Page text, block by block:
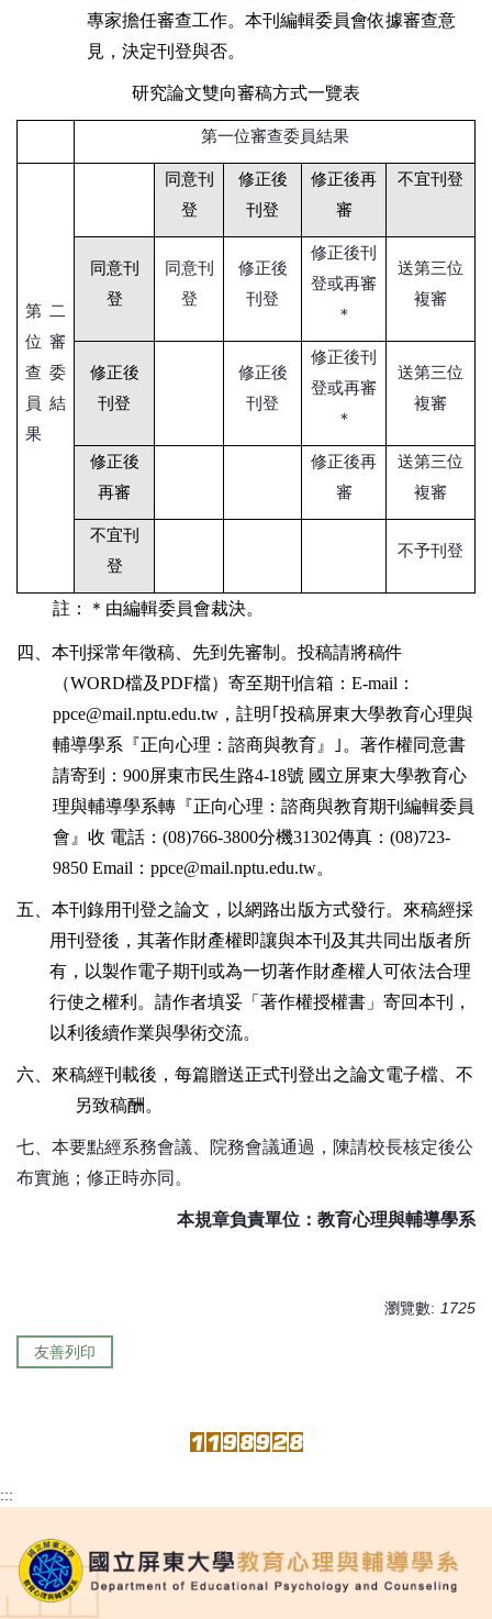
專家擔任審查工作。本刊編輯委員會依據審查意
見，決定刊登與否。
研究論文雙向審稿方式一覽表
第一位審查委員結果
第二
位審
查委
員結
果
同意刊
登
修正後
刊登
修正後再
審
不宜刊登
同意刊
登
同意刊
登
修正後
刊登
修正後刊
登或再審
＊
送第三位
複審
修正後
刊登
修正後
刊登
修正後刊
登或再審
＊
送第三位
複審
修正後
再審
修正後再
審
送第三位
複審
不宜刊
登
不予刊登
註：＊由編輯委員會裁決。
四、本刊採常年徵稿、先到先審制。投稿請將稿件
（WORD檔及PDF檔）寄至期刊信箱： E-mail ：
ppce@mail.nptu.edu.tw ，註明｢投稿屏東大學教育心理與
輔導學系『正向心理：諮商與教育』｣。著作權同意書
請寄到： 900屏東市民生路4-18號 國立屏東大學教育心
理與輔導學系轉『正向心理：諮商與教育期刊編輯委員
會』收 電話： (08)766-3800分機31302傳真： (08)723-
9850 Email ： ppce@mail.nptu.edu.tw。
五、本刊錄用刊登之論文，以網路出版方式發行。來稿經採
用刊登後，其著作財產權即讓與本刊及其共同出版者所
有，以製作電子期刊或為一切著作財產權人可依法合理
行使之權利。請作者填妥「著作權授權書」寄回本刊，
以利後續作業與學術交流。
六、來稿經刊載後，每篇贈送正式刊登出之論文電子檔、不
另致稿酬。
七、本要點經系務會議、院務會議通過，陳請校長核定後公
布實施；修正時亦同。
本規章負責單位：教育心理與輔導學系
瀏覽數: 1725
友善列印
:::